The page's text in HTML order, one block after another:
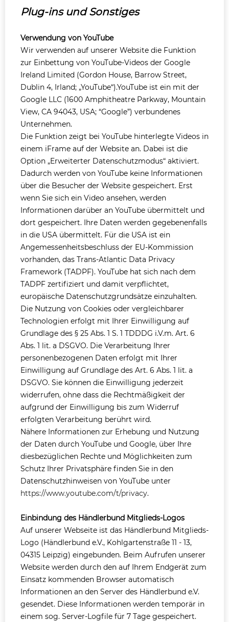
Plug-ins und Sonstiges
Verwendung von YouTube
Wir verwenden auf unserer Website die Funktion
zur Einbettung von YouTube-Videos der Google
Ireland Limited (Gordon House, Barrow Street,
Dublin 4, Irland; „YouTube“).YouTube ist ein mit der
Google LLC (1600 Amphitheatre Parkway, Mountain
View, CA 94043, USA; “Google”) verbundenes
Unternehmen.
Die Funktion zeigt bei YouTube hinterlegte Videos in
einem iFrame auf der Website an. Dabei ist die
Option „Erweiterter Datenschutzmodus“ aktiviert.
Dadurch werden von YouTube keine Informationen
über die Besucher der Website gespeichert. Erst
wenn Sie sich ein Video ansehen, werden
Informationen darüber an YouTube übermittelt und
dort gespeichert. Ihre Daten werden gegebenenfalls
in die USA übermittelt. Für die USA ist ein
Angemessenheitsbeschluss der EU-Kommission
vorhanden, das Trans-Atlantic Data Privacy
Framework (TADPF). YouTube hat sich nach dem
TADPF zertifiziert und damit verpflichtet,
europäische Datenschutzgrundsätze einzuhalten.
Die Nutzung von Cookies oder vergleichbarer
Technologien erfolgt mit Ihrer Einwilligung auf
Grundlage des § 25 Abs. 1 S. 1 TDDDG i.V.m. Art. 6
Abs. 1 lit. a DSGVO. Die Verarbeitung Ihrer
personenbezogenen Daten erfolgt mit Ihrer
Einwilligung auf Grundlage des Art. 6 Abs. 1 lit. a
DSGVO. Sie können die Einwilligung jederzeit
widerrufen, ohne dass die Rechtmäßigkeit der
aufgrund der Einwilligung bis zum Widerruf
erfolgten Verarbeitung berührt wird.
Nähere Informationen zur Erhebung und Nutzung
der Daten durch YouTube und Google, über Ihre
diesbezüglichen Rechte und Möglichkeiten zum
Schutz Ihrer Privatsphäre finden Sie in den
Datenschutzhinweisen von YouTube unter
https://www.youtube.com/t/privacy.
Einbindung des Händlerbund Mitglieds-Logos
Auf unserer Webseite ist das Händlerbund Mitglieds-
Logo (Händlerbund e.V., Kohlgartenstraße 11 - 13,
04315 Leipzig) eingebunden. Beim Aufrufen unserer
Website werden durch den auf Ihrem Endgerät zum
Einsatz kommenden Browser automatisch
Informationen an den Server des Händlerbund e.V.
gesendet. Diese Informationen werden temporär in
einem sog. Server-Logfile für 7 Tage gespeichert.